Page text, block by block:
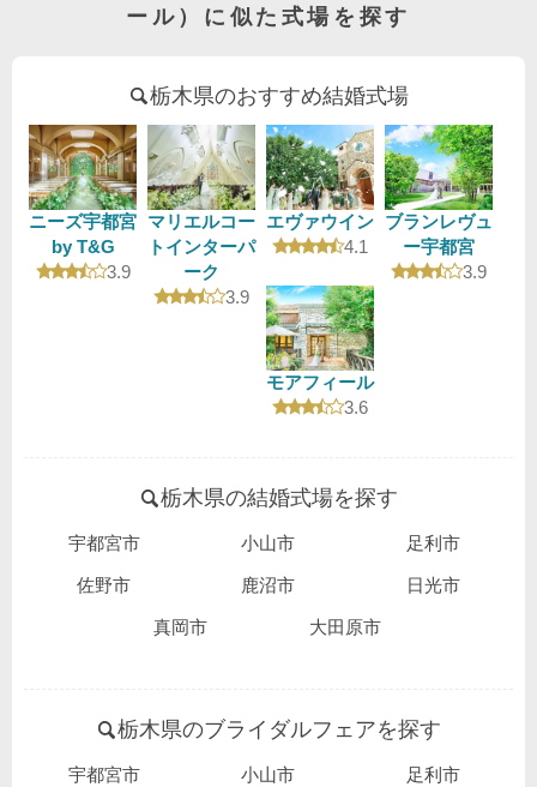
ール）に似た式場を探す
栃木県のおすすめ結婚式場
ニーズ宇都宮
by T&G
口コミ評価
3.9
マリエルコー
トインターパ
ーク
口コミ評価
3.9
エヴァウイン
口コミ評価
4.1
ブランレヴュ
ー宇都宮
口コミ評
3.9
モアフィール
口コミ評価
3.6
栃木県の結婚式場を探す
宇都宮市 小山市 足利市
佐野市 鹿沼市 日光市
真岡市 大田原市
栃木県のブライダルフェアを探す
宇都宮市 小山市 足利市